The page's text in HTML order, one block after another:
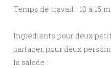
Temps de travail : 10 à 15
Ingrédients pour deux
partager, pour deux
la salade :